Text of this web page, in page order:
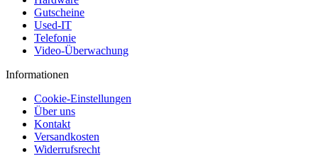
Gutscheine
Used-IT
Telefonie
Video-Überwachung
Informationen
Cookie-Einstellungen
Über uns
Kontakt
Versandkosten
Widerrufsrecht